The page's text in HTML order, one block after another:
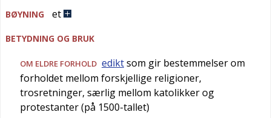
BØYNING et
BETYDNING OG BRUK
OM ELDRE FORHOLD ediktsom gir bestemmelser om
forholdet mellom forskjellige religioner,
trosretninger, særlig mellom katolikker og
protestanter (på 1500-tallet)